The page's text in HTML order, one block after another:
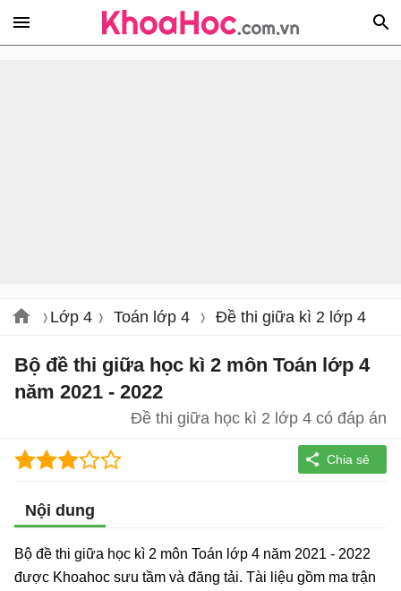
Lớp 4 Toán lớp 4 Đề thi giữa kì 2 lớp 4
Bộ đề thi giữa học kì 2 môn Toán lớp 4
năm 2021 - 2022
Đề thi giữa học kì 2 lớp 4 có đáp án
Nội dung
Bộ đề thi giữa học kì 2 môn Toán lớp 4 năm 2021 - 2022
được Khoahoc sưu tầm và đăng tải. Tài liệu gồm ma trận